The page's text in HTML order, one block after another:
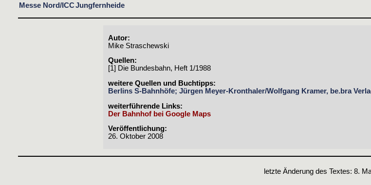
Messe Nord/ICCJungfernheide
Autor:
Mike Straschewski
Quellen:
[1] Die Bundesbahn, Heft 1/1988
weitere Quellen und Buchtipps:
Berlins S-Bahnhöfe; Jürgen Meyer-Kronthaler/Wolfgang Kramer, be.bra
weiterführende Links:
Der Bahnhof bei Google Maps
Veröffentlichung:
26. Oktober 2008
letzte Änderung des Textes: 8.